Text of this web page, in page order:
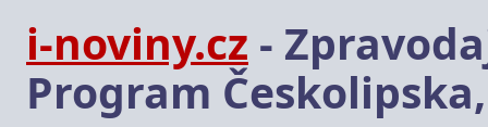
i-noviny.cz -
Program